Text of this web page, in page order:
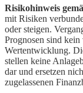
Risikohinweis
mit Risiken
oder steigen.
Prognosen sind
Wertentwicklung.
stellen keine
dar und ersetzen
zugelassenen